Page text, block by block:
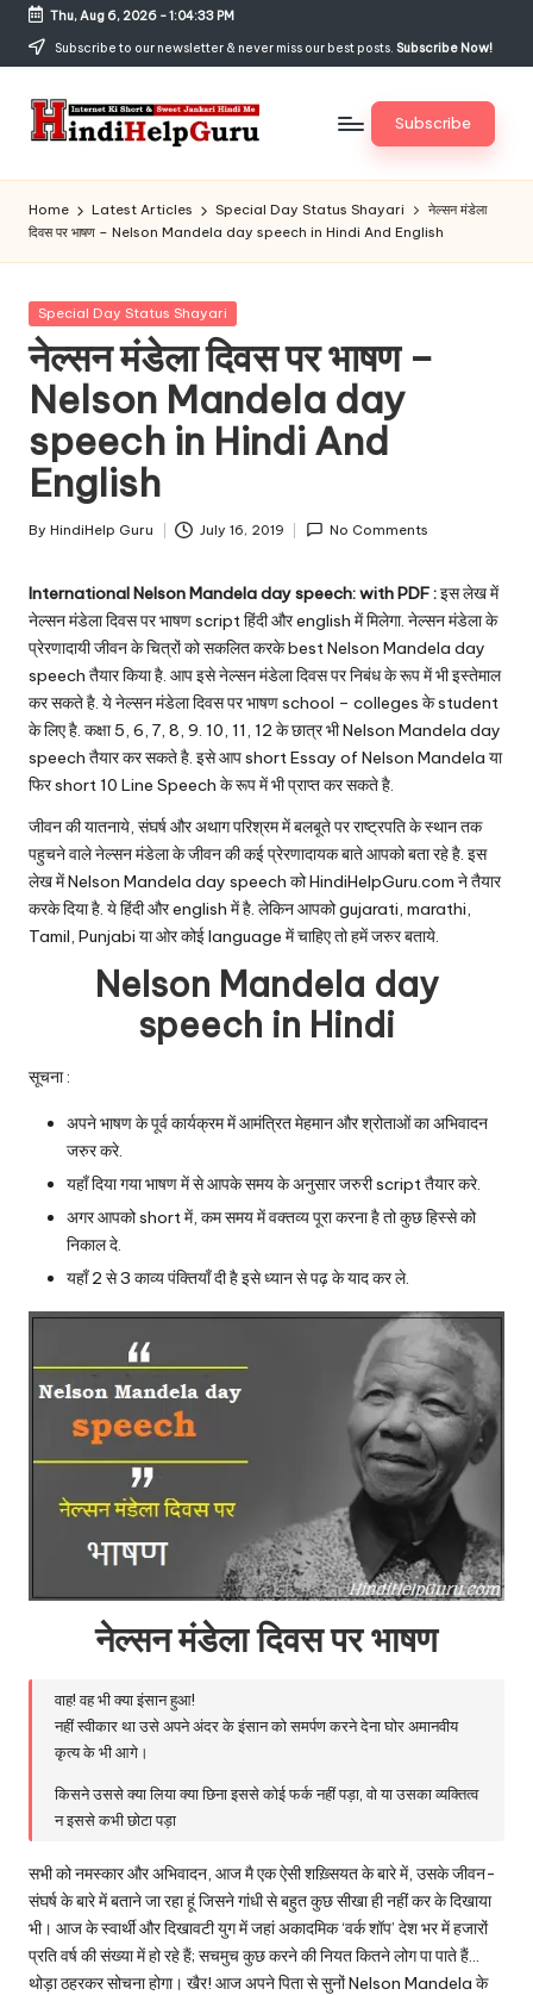
Skip
content
Thu, Aug 6, 2026-1:04:34 PM
Subscribe to our newsletter & never miss our best posts. Subscribe Now!
H
in
di
H
el
p
G
u
r
u.
c
o
m
Short
Jankari
Hindi
me
Subscribe
Home Latest Articles Special Day Status Shayari
नेल्सन मंडेला
दिवस पर भाषण – Nelson Mandela day speech in Hindi And English
Posted
in
Special Day Status Shayari
नेल्सन मंडेला दिवस पर भाषण –
Nelson Mandela day
speech in Hindi And
English
Posted
By HindiHelp Guru July 16, 2019 No Comments
International Nelson Mandela day speech: with PDF :इस लेख में
नेल्सन मंडेला दिवस पर भाषण script हिंदी और english में मिलेगा. नेल्सन मंडेला के
प्रेरणादायी जीवन के चित्रों को सकलित करके best Nelson Mandela day
speech तैयार किया है. आप इसे नेल्सन मंडेला दिवस पर निबंध के रूप में भी इस्तेमाल
कर सकते है. ये नेल्सन मंडेला दिवस पर भाषण school – colleges के student
के लिए है. कक्षा 5, 6, 7, 8, 9. 10, 11, 12 के छात्र भी Nelson Mandela day
speech तैयार कर सकते है. इसे आप short Essay of Nelson Mandela या
फिर short 10 Line Speech के रूप में भी प्राप्त कर सकते है.
जीवन की यातनाये, संघर्ष और अथाग परिश्रम में बलबूते पर राष्ट्रपति के स्थान तक
पहुचने वाले नेल्सन मंडेला के जीवन की कई प्रेरणादायक बाते आपको बता रहे है. इस
लेख में Nelson Mandela day speech को HindiHelpGuru.com ने तैयार
करके दिया है. ये हिंदी और english में है. लेकिन आपको gujarati, marathi,
Tamil, Punjabi या ओर कोई language में चाहिए तो हमें जरुर बताये.
Nelson Mandela day
speech in Hindi
सूचना :
अपने भाषण के पूर्व कार्यक्रम में आमंत्रित मेहमान और श्रोताओं का अभिवादन
जरुर करे.
यहाँ दिया गया भाषण में से आपके समय के अनुसार जरुरी script तैयार करे.
अगर आपको short में, कम समय में वक्तव्य पूरा करना है तो कुछ हिस्से को
निकाल दे.
यहाँ 2 से 3 काव्य पंक्तियाँ दी है इसे ध्यान से पढ़ के याद कर ले.
नेल्सन मंडेला दिवस पर भाषण
वाह! वह भी क्या इंसान हुआ!
नहीं स्वीकार था उसे अपने अंदर के इंसान को समर्पण करने देना घोर अमानवीय
कृत्य के भी आगे।
किसने उससे क्या लिया क्या छिना इससे कोई फर्क नहीं पड़ा, वो या उसका व्यक्तित्व
न इससे कभी छोटा पड़ा
सभी को नमस्कार और अभिवादन, आज मै एक ऐसी शख़्सियत के बारे में, उसके जीवन-
संघर्ष के बारे में बताने जा रहा हूं जिसने गांधी से बहुत कुछ सीखा ही नहीं कर के दिखाया
भी। आज के स्वार्थी और दिखावटी युग में जहां अकादमिक ‘वर्क शाॅप’ देश भर में हजारों
प्रति वर्ष की संख्या में हो रहे हैं; सचमुच कुछ करने की नियत कितने लोग पा पाते हैं…
थोड़ा ठहरकर सोचना होगा। खैर! आज अपने पिता से सुनोंNelson Mandela के